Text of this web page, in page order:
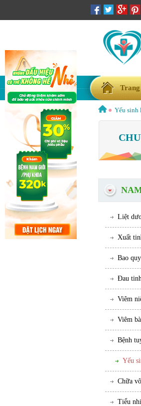
Trang
Yếu sinh
Liệt
Xuất
Bao
Đau
Viêm
Viêm
Bệnh
Yếu
Chữa
Tiểu